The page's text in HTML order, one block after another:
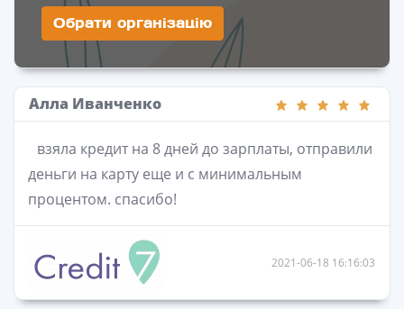
Обрати організацію
Алла Иванченко
взяла кредит на 8 дней до зарплаты, отправили
деньги на карту еще и с минимальным
процентом. спасибо!
2021-06-18 16:16:03